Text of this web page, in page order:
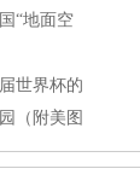
“地面空
世界杯的
（附美图